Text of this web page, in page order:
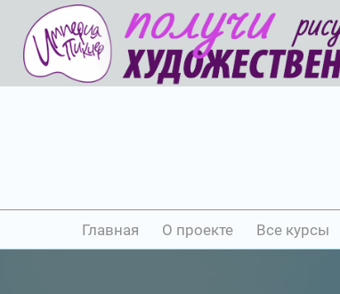
Главная О проекте Все курсы